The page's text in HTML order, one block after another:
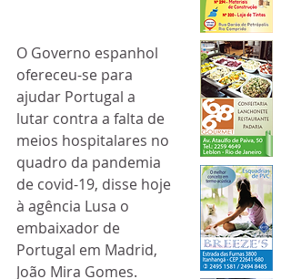
O Governo espanhol
ofereceu-se para
ajudar Portugal a
lutar contra a falta de
meios hospitalares no
quadro da pandemia
de covid-19, disse hoje
à agência Lusa o
embaixador de
Portugal em Madrid,
João Mira Gomes.